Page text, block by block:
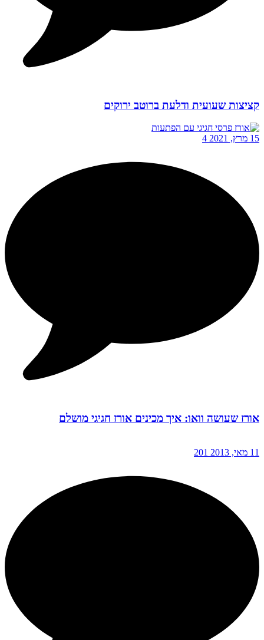
קציצות שעועית ודלעת ברוטב ירוקים
15 מרץ, 2021 4
אורז שעושה וואו: איך מכינים אורז חגיגי מושלם
11 מאי, 2013 201